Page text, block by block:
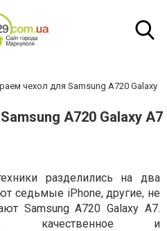
чехол для Samsung A720 Galaxy
A720 Galaxy A7
разделились на два
седьмые iPhone, другие, не
Samsung A720 Galaxy A7.
качественное и